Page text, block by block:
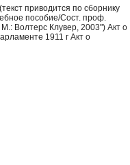
приводится по сборнику
пособие/Сост. проф.
Волтерс Клувер, 2003") Акт о
1911 г Акт о